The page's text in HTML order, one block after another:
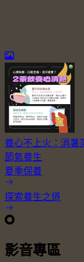
養心不上火：消暑
節氣養生
夏季保養
探索養生之道
影音專區